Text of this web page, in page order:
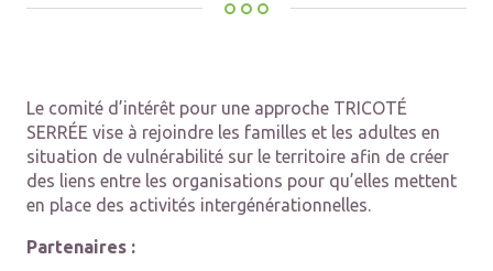
Le comité d’intérêt pour une approche TRICOTÉ
SERRÉE vise à rejoindre les familles et les adultes en
situation de vulnérabilité sur le territoire afin de créer
des liens entre les organisations pour qu’elles mettent
en place des activités intergénérationnelles.
Partenaires :